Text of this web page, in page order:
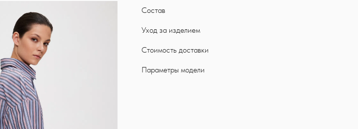
Состав
Уход за изделием
Стоимость доставки
Параметры модели